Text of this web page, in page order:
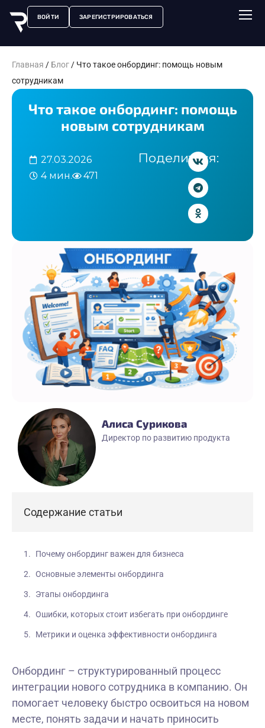
ВОЙТИ ЗАРЕГИСТРИРОВАТЬСЯ
Главная / Блог / Что такое онбординг: помощь новым
сотрудникам
Что такое онбординг: помощь
новым сотрудникам
27.03.2026
4 мин.
471
Поделиться:
Алиса Сурикова
Директор по развитию продукта
Содержание статьи
Почему онбординг важен для бизнеса
Основные элементы онбординга
Этапы онбординга
Ошибки, которых стоит избегать при онбординге
Метрики и оценка эффективности онбординга
Онбординг – структурированный процесс
интеграции нового сотрудника в компанию. Он
помогает человеку быстро освоиться на новом
месте, понять задачи и начать приносить